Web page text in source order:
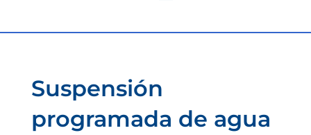
Suspensión
programada de agua